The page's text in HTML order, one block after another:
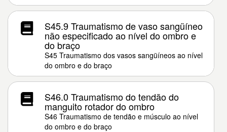
S45.9 Traumatismo de vaso sangüíneo
não especificado ao nível do ombro e
do braço
S45 Traumatismo dos vasos sangüíneos ao nível
do ombro e do braço
S46.0 Traumatismo do tendão do
manguito rotador do ombro
S46 Traumatismo de tendão e músculo ao nível
do ombro e do braço